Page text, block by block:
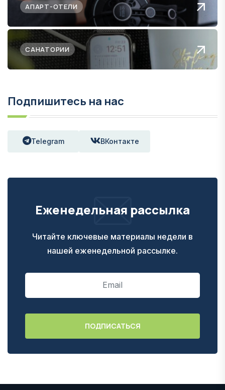
АПАРТ-ОТЕЛИ
САНАТОРИИ
Подпишитесь на нас
Telegram ВКонтакте
Еженедельная рассылка
Читайте ключевые материалы недели в
нашей еженедельной рассылке.